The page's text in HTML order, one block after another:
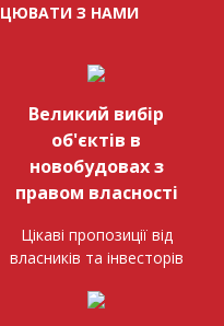
З НАМИ
Великий вибір
об'єктів в
новобудовах з
правом власності
Цікаві пропозиції від
власників та інвесторів